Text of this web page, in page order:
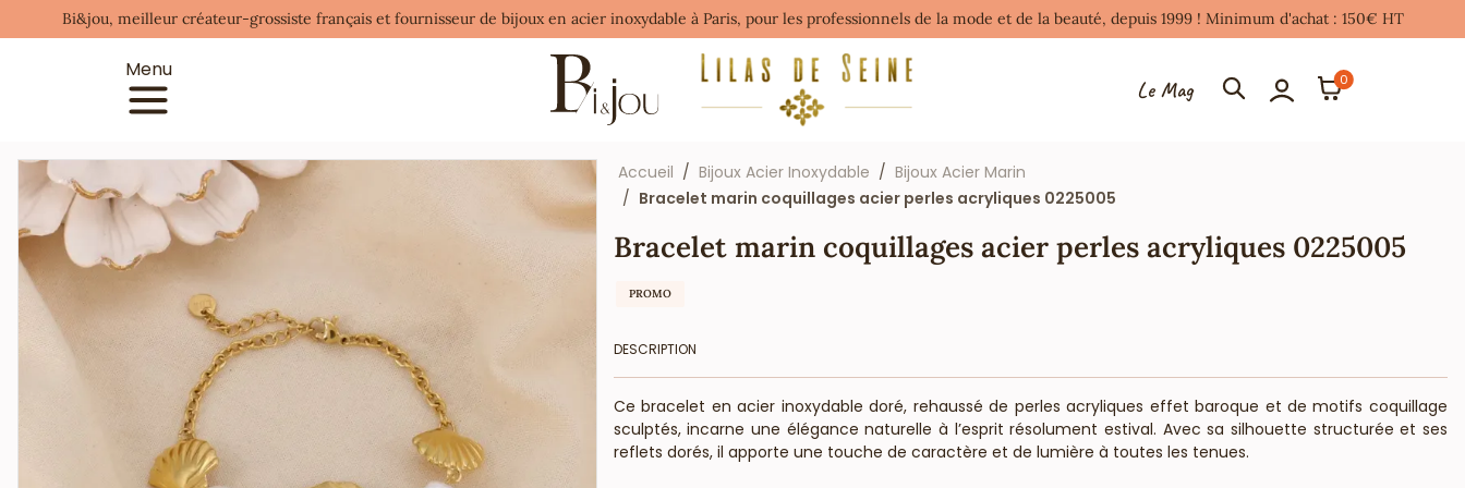
Bi&jou, meilleur créateur-grossiste français et fournisseur de bijoux en acier inoxydable à Paris, pour les professionnels de la mode et de la beauté, depuis 1999 ! Minimum d'achat : 150€ HT
Menu
Le Mag 0
Accueil Bijoux Acier Inoxydable
Bijoux Acier Marin
Bracelet marin coquillages acier perles acryliques 0225005
Bracelet marin coquillages acier perles acryliques 0225005
PROMO
DESCRIPTION
Ce bracelet en acier inoxydable doré, rehaussé de perles acryliques effet baroque et de motifs coquillage
sculptés, incarne une élégance naturelle à l’esprit résolument estival. Avec sa silhouette structurée et ses
reflets dorés, il apporte une touche de caractère et de lumière à toutes les tenues.